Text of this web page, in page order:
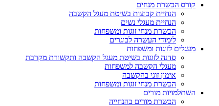
קורס הכשרת מנחים
הנחיית קבוצות בשיטת מעגל הקשבה
הנחיית מעגלי נשים
הכשרת מנחי זוגות ומשפחות
לימודי העשרה לבוגרים
מעגלים לזוגות ומשפחות
סדנה לזוגות בשיטת מעגל הקשבה ותקשורת מקרבת
מעגלי הקשבה למשפחות
אימון זוגי בהקשבה
הכשרת מנחי זוגות ומשפחות
השתלמויות מורים
הכשרת מורים בהנחייה